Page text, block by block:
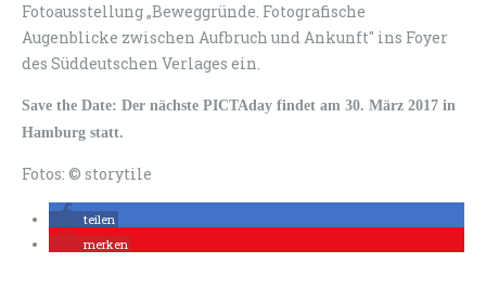
Fotoausstellung „Beweggründe. Fotografische
Augenblicke zwischen Aufbruch und Ankunft" ins Foyer
des Süddeutschen Verlages ein.
Save the Date: Der nächste PICTAday findet am 30. März 2017 in
Hamburg statt.
Fotos: © storytile
teilen
merken